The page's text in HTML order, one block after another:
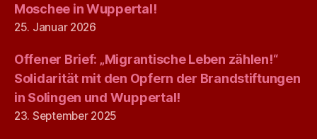
Moschee in Wuppertal!
25. Januar 2026
Offener Brief: „Migrantische Leben zählen!“
Solidarität mit den Opfern der Brandstiftungen
in Solingen und Wuppertal!
23. September 2025